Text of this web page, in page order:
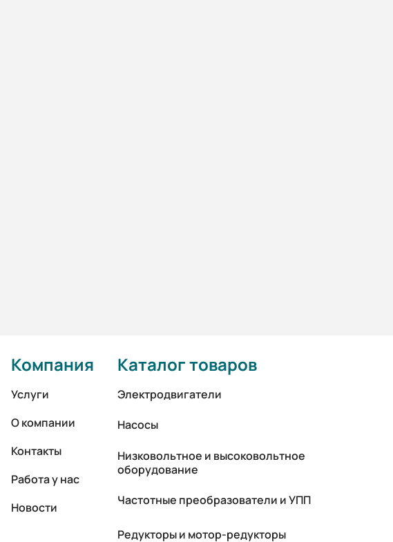
Компания
Услуги
О компании
Контакты
Работа у нас
Новости
Каталог товаров
Электродвигатели
Насосы
Низковольтное и высоковольтное
оборудование
Частотные преобразователи и УПП
Редукторы и мотор-редукторы